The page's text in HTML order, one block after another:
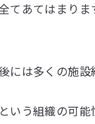
てあてはまり
には多くの施
いう組織の可能